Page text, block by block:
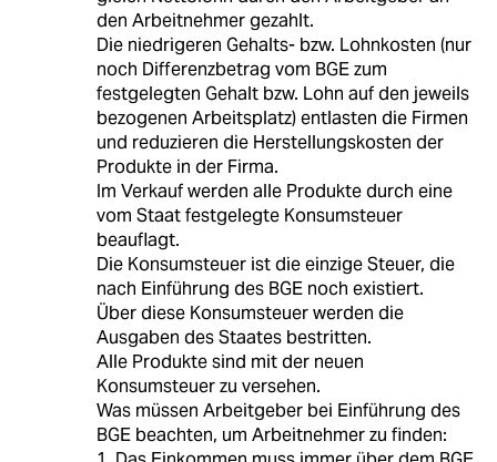
den Arbeitnehmer gezahlt.
Die niedrigeren Gehalts- bzw. Lohnkosten (nur
noch Differenzbetrag vom BGE zum
festgelegten Gehalt bzw. Lohn auf den jeweils
bezogenen Arbeitsplatz) entlasten die Firmen
und reduzieren die Herstellungskosten der
Produkte in der Firma.
Im Verkauf werden alle Produkte durch eine
vom Staat festgelegte Konsumsteuer
beauflagt.
Die Konsumsteuer ist die einzige Steuer, die
nach Einführung des BGE noch existiert.
Über diese Konsumsteuer werden die
Ausgaben des Staates bestritten.
Alle Produkte sind mit der neuen
Konsumsteuer zu versehen.
Was müssen Arbeitgeber bei Einführung des
BGE beachten, um Arbeitnehmer zu finden: